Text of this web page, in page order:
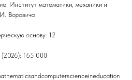
Институт математики, механики и
Воровича
основу: 12
(2026): 165 000